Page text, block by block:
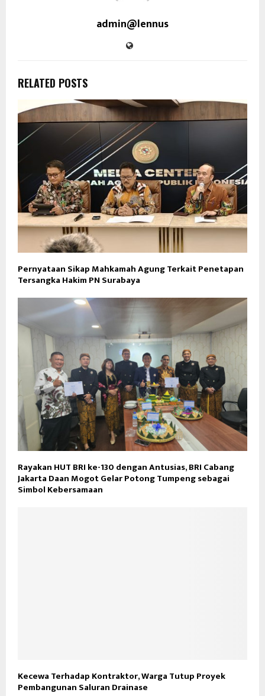
admin@lennus
RELATED POSTS
Pernyataan Sikap Mahkamah Agung Terkait Penetapan
Tersangka Hakim PN Surabaya
Rayakan HUT BRI ke-130 dengan Antusias, BRI Cabang
Jakarta Daan Mogot Gelar Potong Tumpeng sebagai
Simbol Kebersamaan
Kecewa Terhadap Kontraktor, Warga Tutup Proyek
Pembangunan Saluran Drainase